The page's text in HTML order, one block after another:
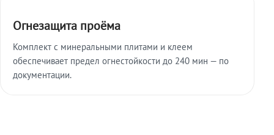
Огнезащита проёма
Комплект с минеральными плитами и клеем
обеспечивает предел огнестойкости до 240 мин — по
документации.